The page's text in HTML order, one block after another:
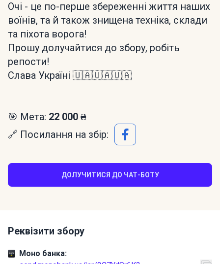
Очі - це по-перше збереженні життя наших
воїнів, та й також знищена техніка, склади
та піхота ворога!
Прошу долучайтися до збору, робіть
репости!
Слава Україні 🇺🇦🇺🇦🇺🇦
🎯 Мета: 22 000 ₴
🔗 Посилання на збір:
ДОЛУЧИТИСЯ ДО ЧАТ-БОТУ
Реквізити збору
Моно банка: